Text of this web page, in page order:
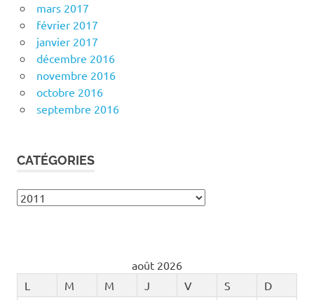
mars 2017
février 2017
janvier 2017
décembre 2016
novembre 2016
octobre 2016
septembre 2016
CATÉGORIES
Catégories
août 2026
L
M M J V S D